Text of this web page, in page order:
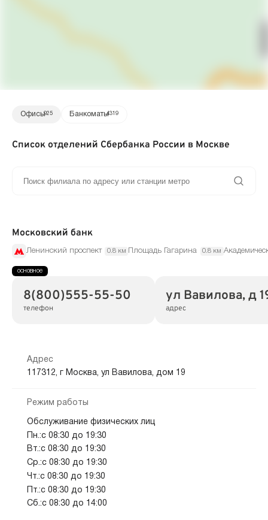
Офисы925 Банкоматы4319
Список отделений Сбербанка России в Москве
Московский банк
Ленинский проспект 0.8 км Площадь Гагарина 0.8 км
8(800)555-55-50
телефон
ул Вавилова, д
адрес
Адрес
117312, г Москва, ул Вавилова, дом 19
Режим работы
Обслуживание физических лиц
Пн.:с 08:30 до 19:30
Вт.:с 08:30 до 19:30
Ср.:с 08:30 до 19:30
Чт.:с 08:30 до 19:30
Пт.:с 08:30 до 19:30
Сб.:с 08:30 до 14:00